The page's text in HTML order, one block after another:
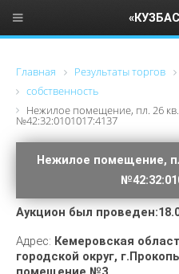
Главная Результаты торгов
cобственность
Нежилое помещение, пл. 26
№42:32:0101017:4137
Нежилое помещение,
Аукцион был
Адрес: Кемеровская
городской округ,